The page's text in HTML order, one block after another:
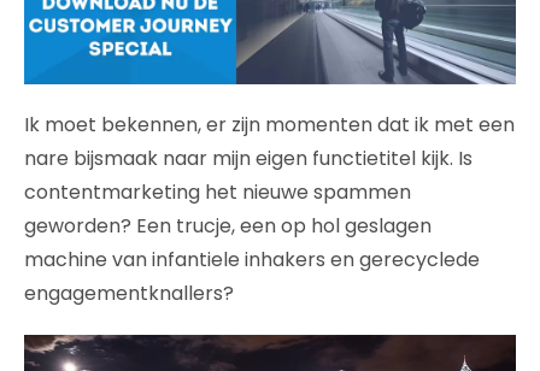
Ik moet bekennen, er zijn momenten dat ik met een
nare bijsmaak naar mijn eigen functietitel kijk. Is
contentmarketing het nieuwe spammen
geworden? Een trucje, een op hol geslagen
machine van infantiele inhakers en gerecyclede
engagementknallers?